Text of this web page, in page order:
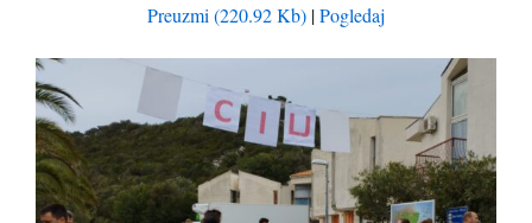
Preuzmi (220.92 Kb) |Pogledaj